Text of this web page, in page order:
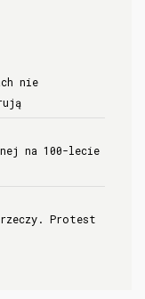
nie
na 100-lecie
Protest